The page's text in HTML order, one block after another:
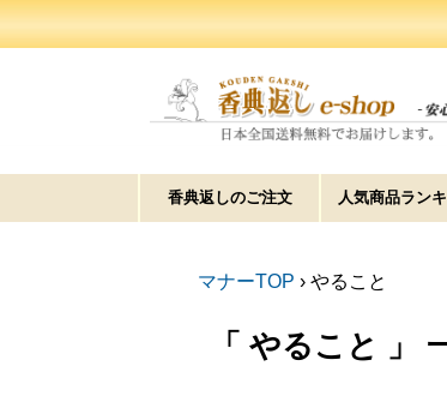
香典返しのご注文 人気商品ラン
マナーTOP › やること
「 やること 」